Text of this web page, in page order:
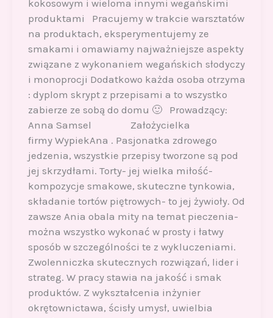
kokosowym i wieloma innymi wegańskimi
produktami Pracujemy w trakcie warsztatów
na produktach, eksperymentujemy ze
smakami i omawiamy najważniejsze aspekty
związane z wykonaniem wegańskich słodyczy
i monoprocji Dodatkowo każda osoba otrzyma
: dyplom skrypt z przepisami a to wszystko
zabierze ze sobą do domu 🙂 Prowadzący:
Anna Samsel Założycielka
firmy WypiekAna . Pasjonatka zdrowego
jedzenia, wszystkie przepisy tworzone są pod
jej skrzydłami. Torty- jej wielka miłość-
kompozycje smakowe, skuteczne tynkowia,
składanie tortów piętrowych- to jej żywioły. Od
zawsze Ania obala mity na temat pieczenia-
można wszystko wykonać w prosty i łatwy
sposób w szczególności te z wykluczeniami.
Zwolenniczka skutecznych rozwiązań, lider i
strateg. W pracy stawia na jakość i smak
produktów. Z wykształcenia inżynier
okrętownictawa, ścisły umysł, uwielbia